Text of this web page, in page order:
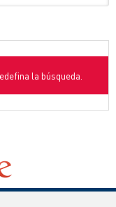
la búsqueda.